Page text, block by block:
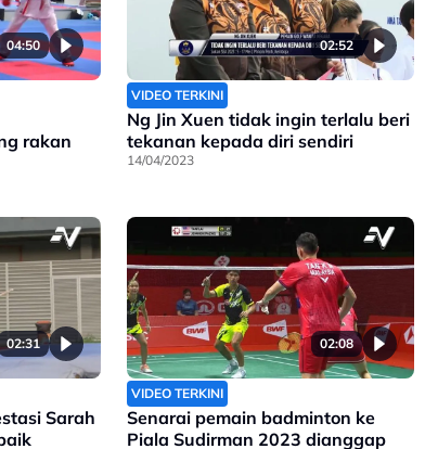
04:50
rakan
02:52
VIDEO TERKINI
Ng Jin Xuen tidak ingin terlalu beri
tekanan kepada diri sendiri
14/04/2023
02:31
Sarah
02:08
VIDEO TERKINI
Senarai pemain badminton ke
Piala Sudirman 2023 dianggap